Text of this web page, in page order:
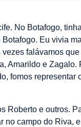
No Botafogo,
Eu vivia
falávamos que
Amarildo e Zagalo.
fomos representar
Roberto e outros.
no campo do Riva,